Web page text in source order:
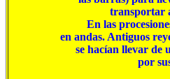
transportar
En las
en andas. Antiguos
se hacían llevar de
por